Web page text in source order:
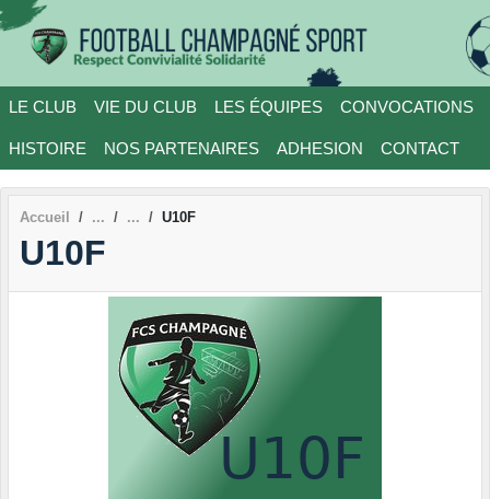
LE CLUB VIE DU CLUB LES ÉQUIPES CONVOCATIONS
HISTOIRE NOS PARTENAIRES ADHESION CONTACT
Accueil U10F
U10F
Panneau de gestion des cookies